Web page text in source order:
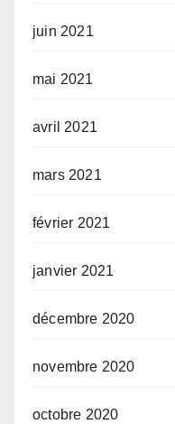
juin 2021
mai 2021
avril 2021
mars 2021
février 2021
janvier 2021
décembre 2020
novembre 2020
octobre 2020